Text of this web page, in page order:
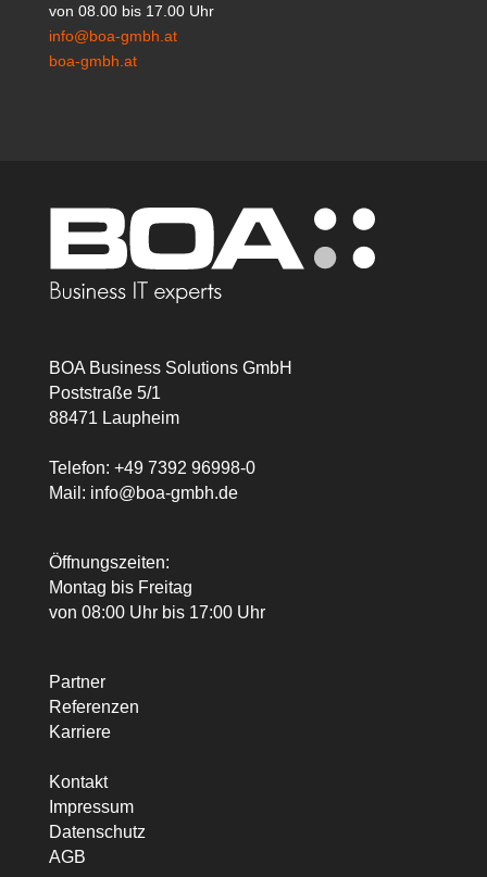
von 08.00 bis 17.00 Uhr
info@boa-gmbh.at
boa-gmbh.at
BOA Business Solutions GmbH
Poststraße 5/1
88471 Laupheim
Telefon: +49 7392 96998-0
Mail: info@boa-gmbh.de
Öffnungszeiten:
Montag bis Freitag
von 08:00 Uhr bis 17:00 Uhr
Partner
Referenzen
Karriere
Kontakt
Impressum
Datenschutz
AGB